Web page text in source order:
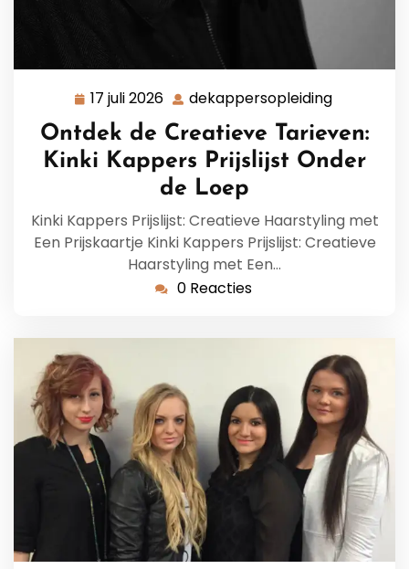
17 juli 2026 17
juli
2026
dekappersopleiding
Ontdek de Creatieve Tarieven:
Kinki Kappers Prijslijst Onder
de Loep
Kinki Kappers Prijslijst: Creatieve Haarstyling met
Een Prijskaartje Kinki Kappers Prijslijst: Creatieve
Haarstyling met Een…
0 Reacties